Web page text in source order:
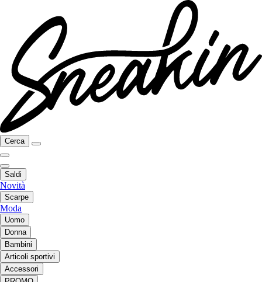
Cerca
Saldi
Novità
Scarpe
Moda
Uomo
Donna
Bambini
Articoli sportivi
Accessori